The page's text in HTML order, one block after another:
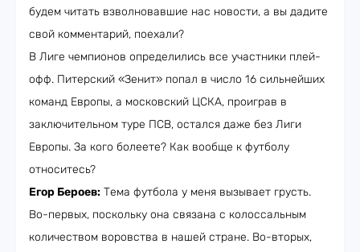
будем читать взволновавшие нас новости, а вы дадите
свой комментарий, поехали?
В Лиге чемпионов определились все участники плей-
офф. Питерский «Зенит» попал в число 16 сильнейших
команд Европы, а московский ЦСКА, проиграв в
заключительном туре ПСВ, остался даже без Лиги
Европы. За кого болеете? Как вообще к футболу
относитесь?
Егор Бероев: Тема футбола у меня вызывает грусть.
Во-первых, поскольку она связана с колоссальным
количеством воровства в нашей стране. Во-вторых,